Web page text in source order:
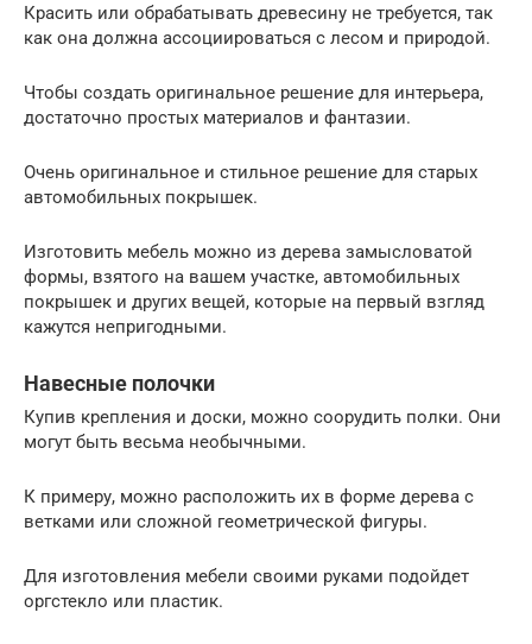
Красить или обрабатывать древесину не требуется, так
как она должна ассоциироваться с лесом и природой.
Чтобы создать оригинальное решение для интерьера,
достаточно простых материалов и фантазии.
Очень оригинальное и стильное решение для старых
автомобильных покрышек.
Изготовить мебель можно из дерева замысловатой
формы, взятого на вашем участке, автомобильных
покрышек и других вещей, которые на первый взгляд
кажутся непригодными.
Навесные полочки
Купив крепления и доски, можно соорудить полки. Они
могут быть весьма необычными.
К примеру, можно расположить их в форме дерева с
ветками или сложной геометрической фигуры.
Для изготовления мебели своими руками подойдет
оргстекло или пластик.